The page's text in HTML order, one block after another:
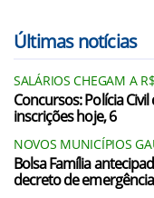
Últimas notícias
SALÁRIOS CHEGAM A
Concursos: Polícia
inscrições hoje, 6
NOVOS MUNICÍPIOS
Bolsa Família
decreto de